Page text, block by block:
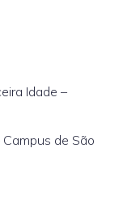
Idade –
de São